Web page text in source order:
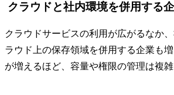
クラウドと社内環境を併用する
クラウドサービスの利用が広がるなか
ラウド上の保存領域を併用する企業も
が増えるほど、容量や権限の管理は複雑